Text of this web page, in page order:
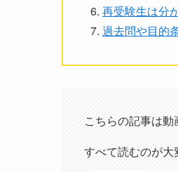
再受験生は分
過去問や目的
こちらの記事は動
すべて読むのが大